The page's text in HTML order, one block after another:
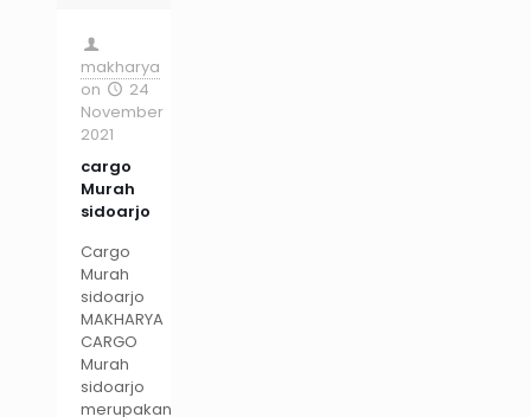
makharya
on
24
November
2021
cargo
Murah
sidoarjo
Cargo
Murah
sidoarjo
MAKHARYA
CARGO
Murah
sidoarjo
merupakan